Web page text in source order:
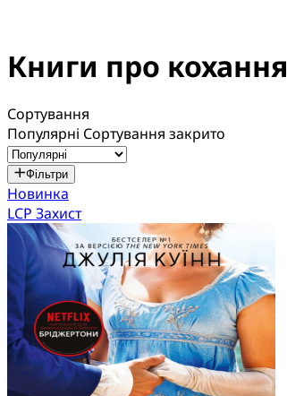
Книги про кохання
Сортування
Популярні Сортування закрито
Фільтри
Новинка
LCP Захист